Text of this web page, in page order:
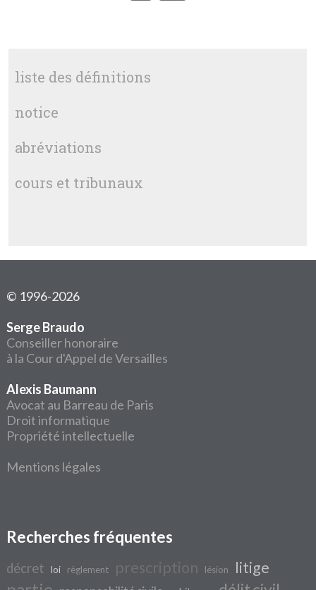
liste des définitions
notice
abréviations
cours et tribunaux
© 1996-2026
Serge Braudo
Conseiller honoraire
à la Cour d'Appel de Versailles
Alexis Baumann
Avocat au Barreau de Paris
Droit informatique
Propriété intellectuelle
Mentions légales
Recherches fréquentes
décret loi règlement prescription lésion litige